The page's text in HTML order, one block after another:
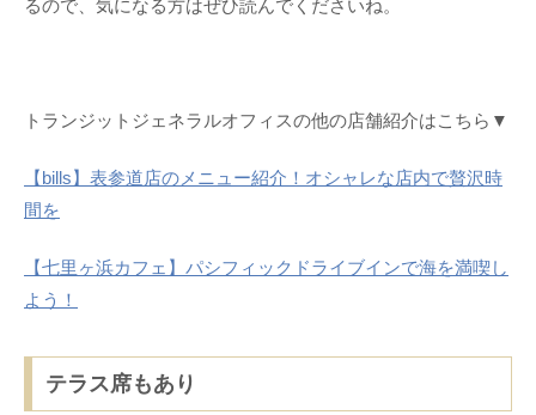
るので、気になる方はぜひ読んでくださいね。
トランジットジェネラルオフィスの他の店舗紹介はこちら▼
【bills】表参道店のメニュー紹介！オシャレな店内で贅沢時
間を
【七里ヶ浜カフェ】パシフィックドライブインで海を満喫し
よう！
テラス席もあり